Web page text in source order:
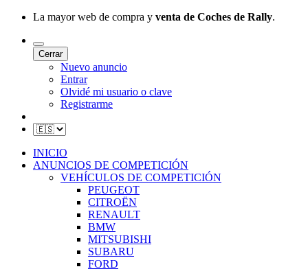
La mayor web de compra y venta de Coches de Rally.
Cerrar
Nuevo anuncio
Entrar
Olvidé mi usuario o clave
Registrarme
INICIO
ANUNCIOS DE COMPETICIÓN
VEHÍCULOS DE COMPETICIÓN
PEUGEOT
CITROËN
RENAULT
BMW
MITSUBISHI
SUBARU
FORD